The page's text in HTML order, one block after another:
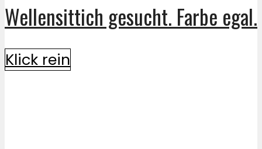
Wellensittich gesucht. Farbe egal.
Klick rein